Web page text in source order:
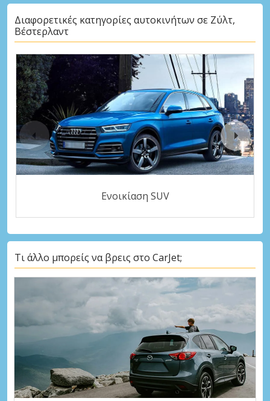
Διαφορετικές κατηγορίες αυτοκινήτων σε Ζύλτ,
Βέστερλαντ
Ενοικίαση SUV
Τι άλλο μπορείς να βρεις στο CarJet;